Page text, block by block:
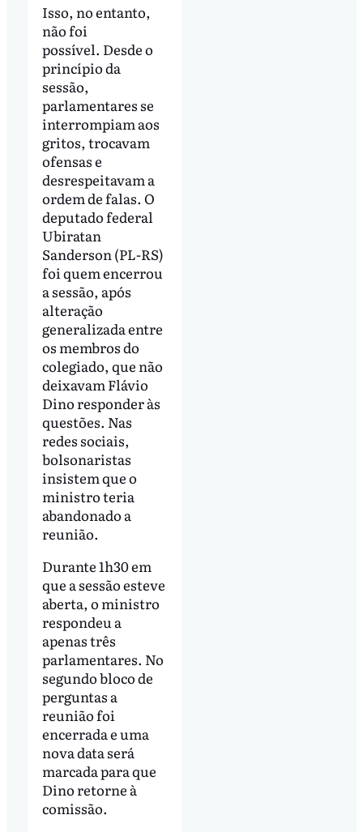
Isso, no entanto,
não foi
possível. Desde o
princípio da
sessão,
parlamentares se
interrompiam aos
gritos, trocavam
ofensas e
desrespeitavam a
ordem de falas. O
deputado federal
Ubiratan
Sanderson (PL-RS)
foi quem encerrou
a sessão, após
alteração
generalizada entre
os membros do
colegiado, que não
deixavam Flávio
Dino responder às
questões. Nas
redes sociais,
bolsonaristas
insistem que o
ministro teria
abandonado a
reunião.
Durante 1h30 em
que a sessão esteve
aberta, o ministro
respondeu a
apenas três
parlamentares. No
segundo bloco de
perguntas a
reunião foi
encerrada e uma
nova data será
marcada para que
Dino retorne à
comissão.